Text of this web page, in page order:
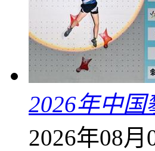
2026年中
2026年08月